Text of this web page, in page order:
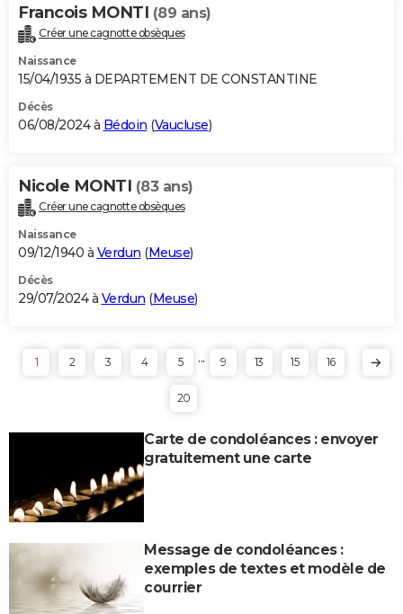
Francois MONTI (89 ans)
Créer une cagnotte obsèques
Naissance
15/04/1935 à DEPARTEMENT DE CONSTANTINE
Décès
06/08/2024 à Bédoin (Vaucluse)
Nicole MONTI (83 ans)
Créer une cagnotte obsèques
Naissance
09/12/1940 à Verdun (Meuse)
Décès
29/07/2024 à Verdun (Meuse)
1 2 3 4 5 ... 9 13 15 16
20
Carte de condoléances : envoyer
gratuitement une carte
Message de condoléances :
exemples de textes et modèle de
courrier